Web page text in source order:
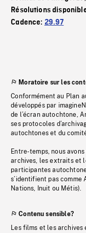
Résolutions
Cadence: 29.97
Moratoire sur les
Conformément au Plan
développés par
de l’écran autochtone,
ses protocoles
autochtones et du
Entre-temps, nous
archives, les extraits et
participantes
s’identifient pas comme
Nations, Inuit ou Métis).
Contenu sensible?
Les films et les archives